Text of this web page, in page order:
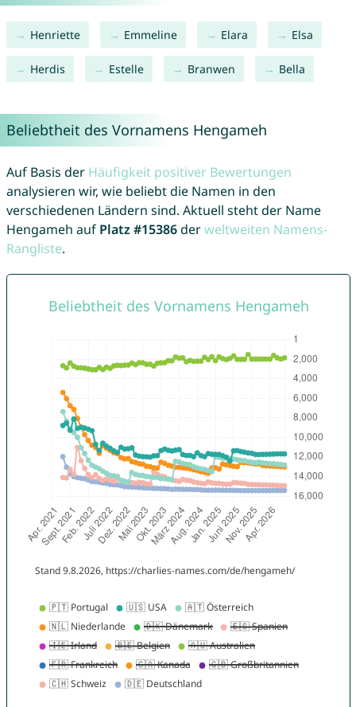
Henriette Emmeline Elara Elsa
Herdis Estelle Branwen Bella
Beliebtheit des Vornamens Hengameh
Auf Basis der Häufigkeit positiver Bewertungen
analysieren wir, wie beliebt die Namen in den
verschiedenen Ländern sind. Aktuell steht der Name
Hengameh auf Platz #15386derweltweiten Namens-
Rangliste.